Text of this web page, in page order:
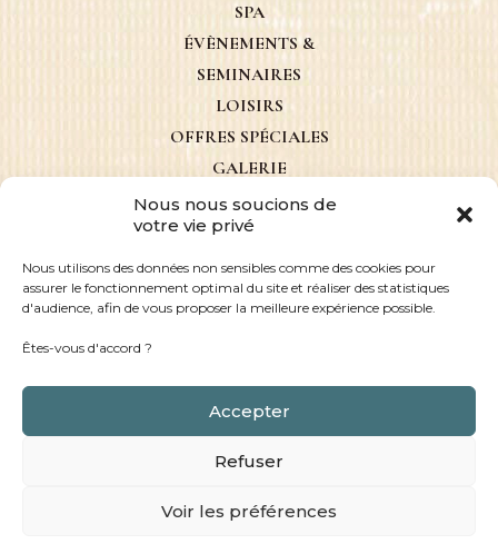
Nous nous soucions de
votre vie privé
Nous utilisons des données non sensibles comme des cookies pour
assurer le fonctionnement optimal du site et réaliser des statistiques
d'audience, afin de vous proposer la meilleure expérience possible.
Êtes-vous d'accord ?
Accepter
Refuser
Voir les préférences
SPA
ÉVÈNEMENTS &
SEMINAIRES
LOISIRS
OFFRES SPÉCIALES
GALERIE
ACTUALITÉS
CONTACT
© 2026 SON DE MAR | DESIGN BYRSK
MENTIONS LÉGALES | CGV